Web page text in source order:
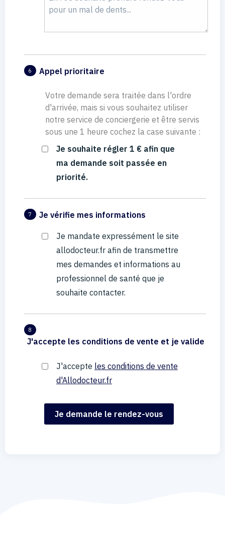
6 Appel prioritaire
Votre demande sera traitée dans l'ordre
d'arrivée, mais si vous souhaitez utiliser
notre service de conciergerie et être servis
sous une 1 heure cochez la case suivante :
Je souhaite régler 1 € afin que
ma demande soit passée en
priorité.
7 Je vérifie mes informations
Je mandate expressément le site
allodocteur.fr afin de transmettre
mes demandes et informations au
professionnel de santé que je
souhaite contacter.
8
J'accepte les conditions de vente et je valide
J'accepte les conditions de vente
d'Allodocteur.fr